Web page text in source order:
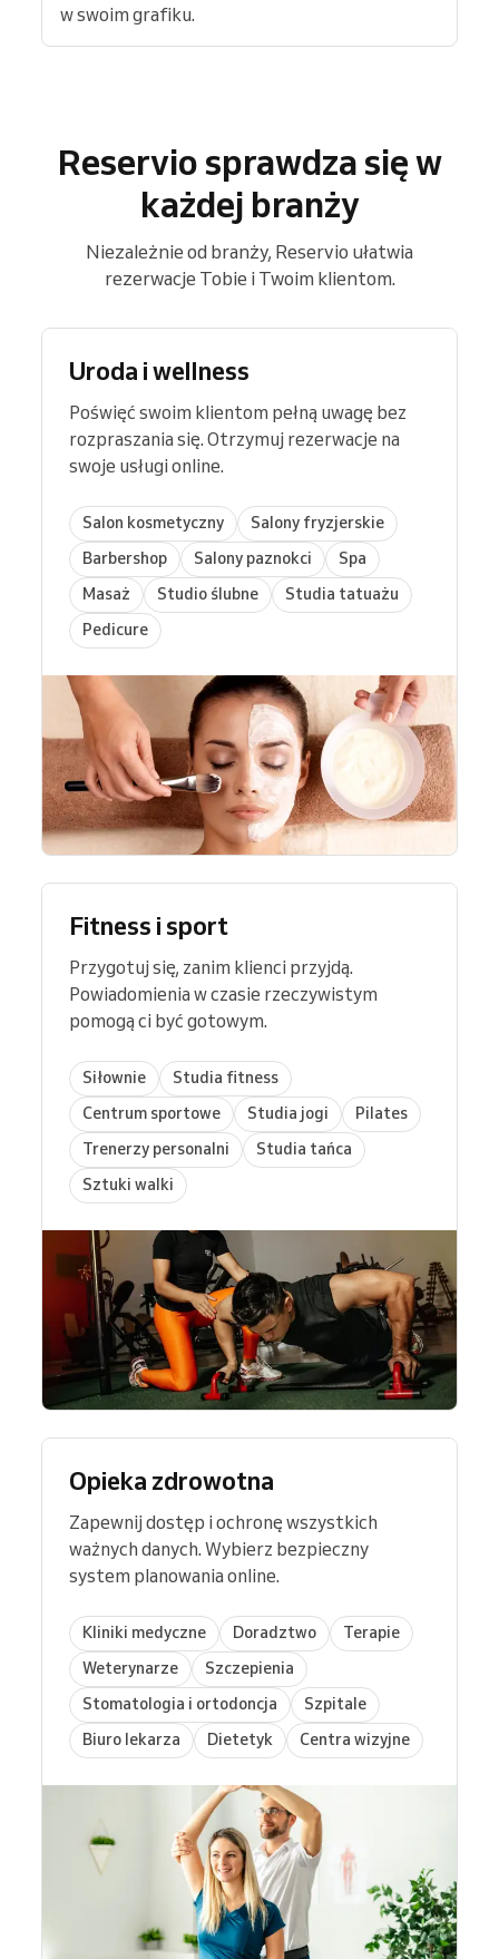
w swoim grafiku.
Reservio sprawdza się w
każdej branży
Niezależnie od branży, Reservio ułatwia
rezerwacje Tobie i Twoim klientom.
Uroda i wellness
Poświęć swoim klientom pełną uwagę bez
rozpraszania się. Otrzymuj rezerwacje na
swoje usługi online.
Salon kosmetyczny
Salony fryzjerskie
Barbershop
Salony paznokci
Spa
Masaż
Studio ślubne
Studia tatuażu
Pedicure
Fitness i sport
Przygotuj się, zanim klienci przyjdą.
Powiadomienia w czasie rzeczywistym
pomogą ci być gotowym.
Siłownie
Studia fitness
Centrum sportowe
Studia jogi
Pilates
Trenerzy personalni
Studia tańca
Sztuki walki
Opieka zdrowotna
Zapewnij dostęp i ochronę wszystkich
ważnych danych. Wybierz bezpieczny
system planowania online.
Kliniki medyczne Doradztwo
Terapie
Weterynarze
Szczepienia
Stomatologia i ortodoncja
Szpitale
Biuro lekarza
Dietetyk Centra wizyjne